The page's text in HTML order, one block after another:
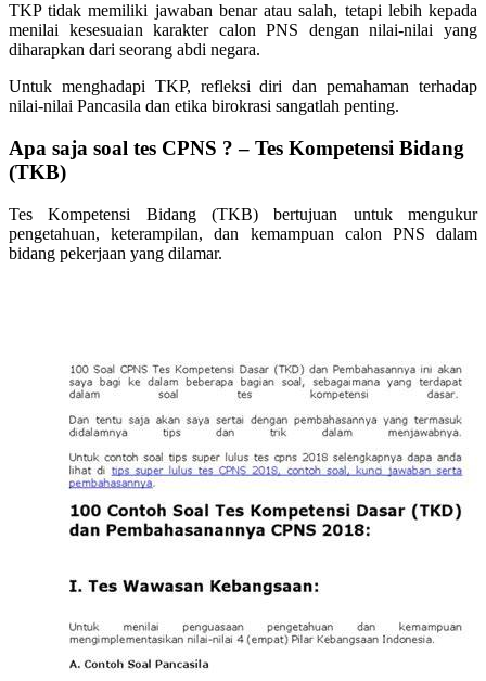
TKP tidak memiliki jawaban benar atau salah, tetapi lebih kepada
menilai kesesuaian karakter calon PNS dengan nilai-nilai yang
diharapkan dari seorang abdi negara.
Untuk menghadapi TKP, refleksi diri dan pemahaman terhadap
nilai-nilai Pancasila dan etika birokrasi sangatlah penting.
Apa saja soal tes CPNS ? – Tes Kompetensi Bidang
(TKB)
Tes Kompetensi Bidang (TKB) bertujuan untuk mengukur
pengetahuan, keterampilan, dan kemampuan calon PNS dalam
bidang pekerjaan yang dilamar.